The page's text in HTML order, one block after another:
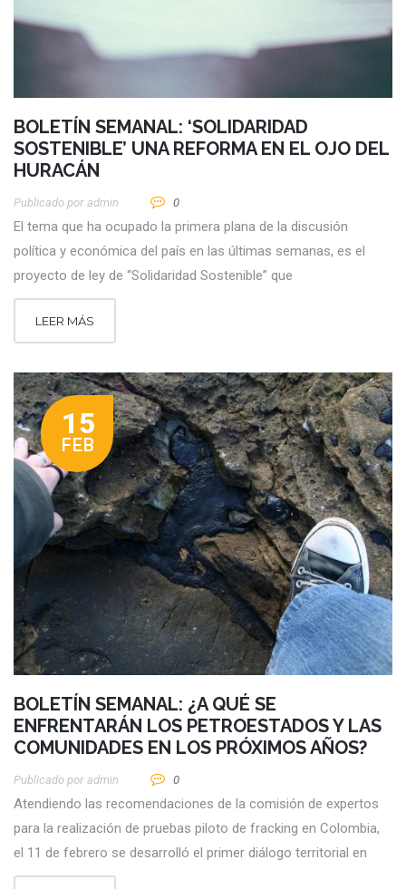
BOLETÍN SEMANAL: ‘SOLIDARIDAD
SOSTENIBLE’ UNA REFORMA EN EL OJO DEL
HURACÁN
Publicado por Admin 0
El tema que ha ocupado la primera plana de la discusión
política y económica del país en las últimas semanas, es el
proyecto de ley de “Solidaridad Sostenible” que
LEER MÁS
15
FEB
BOLETÍN SEMANAL: ¿A QUÉ SE
ENFRENTARÁN LOS PETROESTADOS Y LAS
COMUNIDADES EN LOS PRÓXIMOS AÑOS?
Publicado por Admin 0
Atendiendo las recomendaciones de la comisión de expertos
para la realización de pruebas piloto de fracking en Colombia,
el 11 de febrero se desarrolló el primer diálogo territorial en